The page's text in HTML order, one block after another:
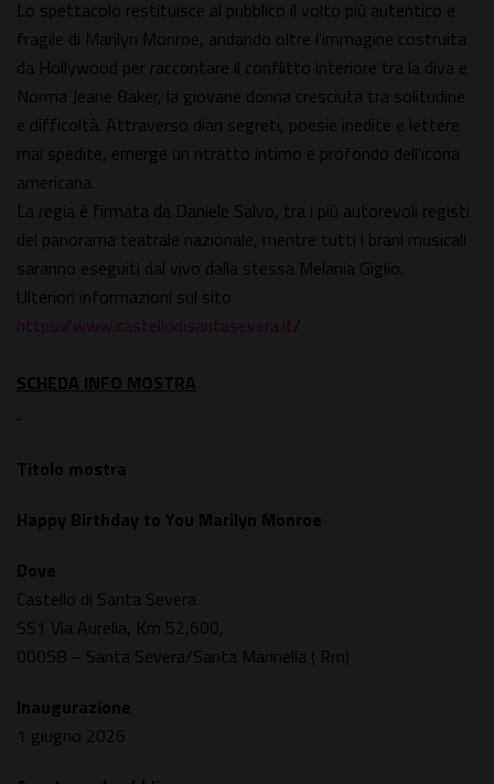
Lo spettacolo restituisce al pubblico il volto più autentico e
fragile di Marilyn Monroe, andando oltre l'immagine costruita
da Hollywood per raccontare il conflitto interiore tra la diva e
Norma Jeane Baker, la giovane donna cresciuta tra solitudine
e difficoltà. Attraverso diari segreti, poesie inedite e lettere
mai spedite, emerge un ritratto intimo e profondo dell'icona
americana.
La regia è firmata da Daniele Salvo, tra i più autorevoli registi
del panorama teatrale nazionale, mentre tutti i brani musicali
saranno eseguiti dal vivo dalla stessa Melania Giglio.
Ulteriori informazioni sul sito
https://www.castellodisantasevera.it/
SCHEDA INFO MOSTRA
Titolo mostra
Happy Birthday to You Marilyn Monroe
Dove
Castello di Santa Severa
SS1 Via Aurelia, Km 52,600,
00058 – Santa Severa/Santa Marinella ( Rm)
Inaugurazione
1 giugno 2026